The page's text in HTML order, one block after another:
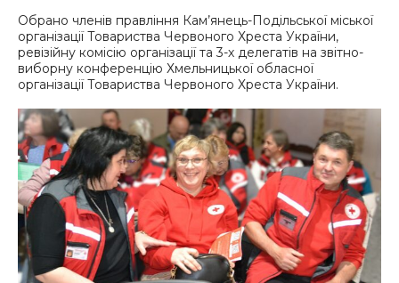
Обрано членів правління Кам’янець-Подільської міської
організації Товариства Червоного Хреста України,
ревізійну комісію організації та 3-х делегатів на звітно-
виборну конференцію Хмельницької обласної
організації Товариства Червоного Хреста України.